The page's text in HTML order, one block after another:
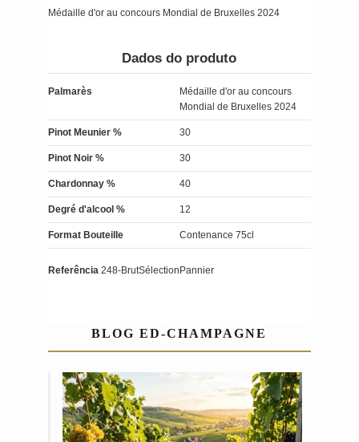
Médaille d'or au concours Mondial de Bruxelles 2024
Dados do produto
Palmarès
Médaille d'or au concours
Mondial de Bruxelles 2024
Pinot Meunier % 30
Pinot Noir % 30
Chardonnay % 40
Degré d'alcool % 12
Format Bouteille Contenance 75cl
Referência 248-BrutSélectionPannier
BLOG ED-CHAMPAGNE